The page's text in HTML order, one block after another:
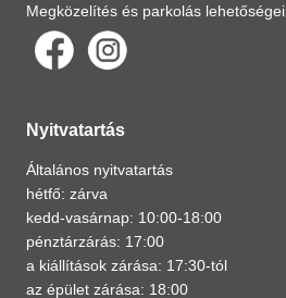
Megközelítés és parkolás lehetőségei
Nyitvatartás
Általános nyitvatartás
hétfő: zárva
kedd-vasárnap: 10:00-18:00
pénztárzárás: 17:00
a kiállítások zárása: 17:30-tól
az épület zárása: 18:00